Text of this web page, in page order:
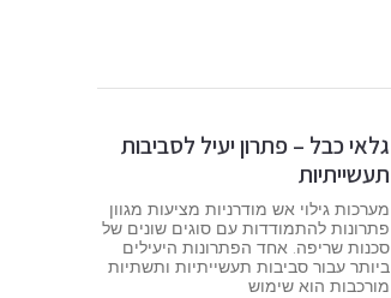
גלאי כבל – פתרון יעיל לסביבות
תעשייתיות
מערכות גילוי אש מודרניות מציעות מגוון
פתרונות להתמודדות עם סוגים שונים של
סכנות שריפה. אחד הפתרונות היעילים
ביותר עבור סביבות תעשייתיות ותשתיות
מורכבות הוא שימוש